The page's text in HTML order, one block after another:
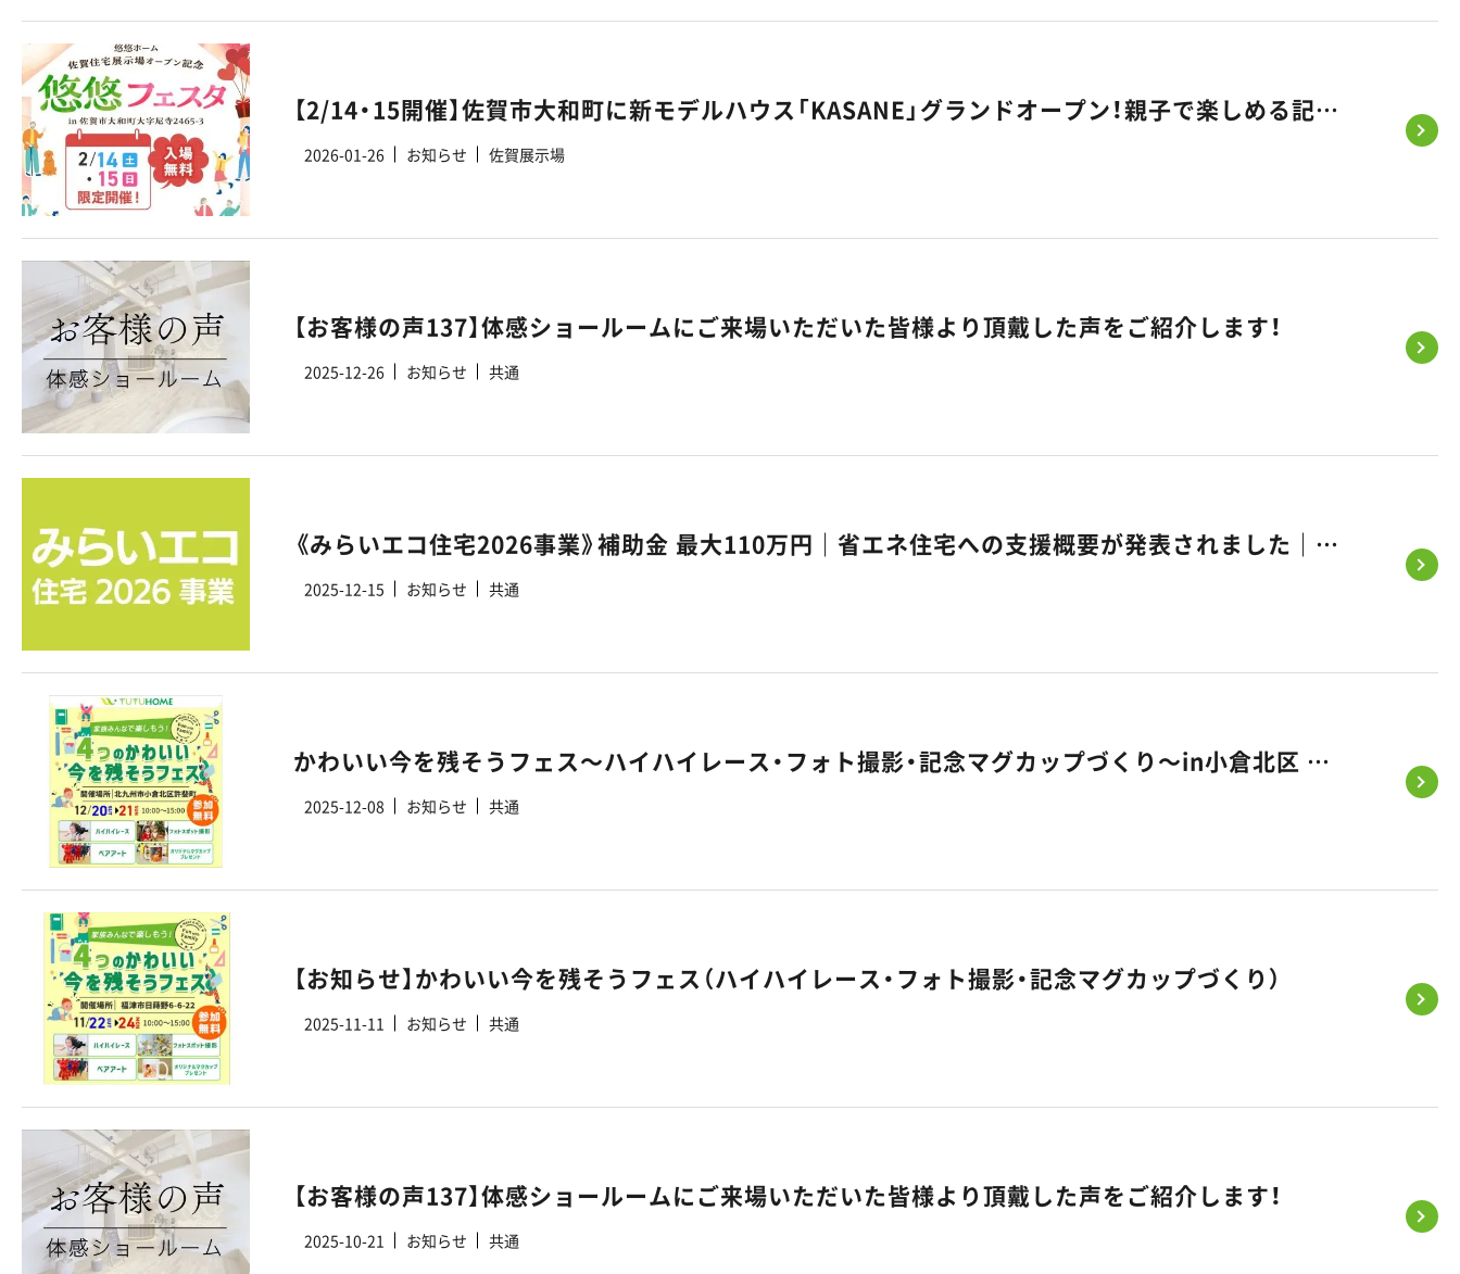
【2/14・15開催】佐賀市大和町に新モデルハウス「KASANE」グランドオープン！親子で楽しめる記念フェスタへ遊びに来ませんか？
2026-01-26 お知らせ 佐賀展示場
【お客様の声137】体感ショールームにご来場いただいた皆様より頂戴した声をご紹介します！
2025-12-26 お知らせ 共通
《みらいエコ住宅2026事業》補助金 最大110万円｜省エネ住宅への支援概要が発表されました｜福岡・熊本・佐賀のお家づくり｜悠悠ホーム
2025-12-15 お知らせ 共通
かわいい今を残そうフェス～ハイハイレース・フォト撮影・記念マグカップづくり～in小倉北区 開催のお知らせ
2025-12-08 お知らせ 共通
【お知らせ】かわいい今を残そうフェス（ハイハイレース・フォト撮影・記念マグカップづくり）
2025-11-11 お知らせ 共通
【お客様の声137】体感ショールームにご来場いただいた皆様より頂戴した声をご紹介します！
2025-10-21 お知らせ 共通